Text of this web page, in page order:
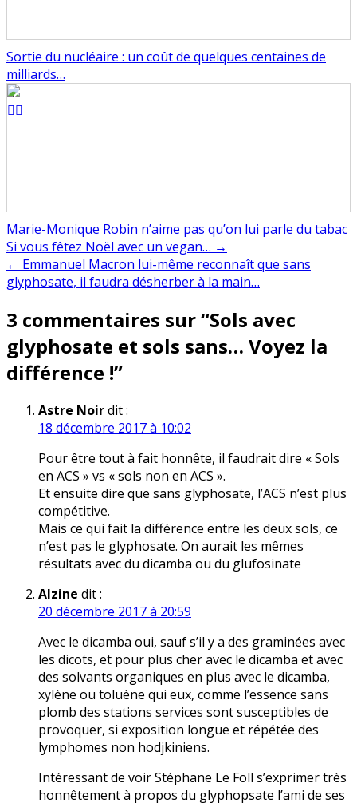
Sortie du nucléaire : un coût de quelques centaines de
milliards…
Marie-Monique Robin n’aime pas qu’on lui parle du tabac
Navigation
de
Si vous fêtez Noël avec un vegan… →
← Emmanuel Macron lui-même reconnaît que sans
glyphosate, il faudra désherber à la main…
3 commentaires sur “Sols avec
glyphosate et sols sans… Voyez la
différence !”
Astre Noirdit :
18 décembre 2017 à 10:02
Pour être tout à fait honnête, il faudrait dire « Sols
en ACS » vs « sols non en ACS ».
Et ensuite dire que sans glyphosate, l’ACS n’est plus
compétitive.
Mais ce qui fait la différence entre les deux sols, ce
n’est pas le glyphosate. On aurait les mêmes
résultats avec du dicamba ou du glufosinate
Alzine dit :
20 décembre 2017 à 20:59
Avec le dicamba oui, sauf s’il y a des graminées avec
les dicots, et pour plus cher avec le dicamba et avec
des solvants organiques en plus avec le dicamba,
xylène ou toluène qui eux, comme l’essence sans
plomb des stations services sont susceptibles de
provoquer, si exposition longue et répétée des
lymphomes non hodjkiniens.
Intéressant de voir Stéphane Le Foll s’exprimer très
honnêtement à propos du glyphopsate l’ami de ses